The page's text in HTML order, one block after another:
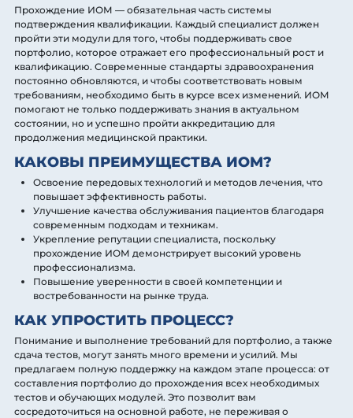
Прохождение ИОМ — обязательная часть системы
подтверждения квалификации. Каждый специалист должен
пройти эти модули для того, чтобы поддерживать свое
портфолио, которое отражает его профессиональный рост и
квалификацию. Современные стандарты здравоохранения
постоянно обновляются, и чтобы соответствовать новым
требованиям, необходимо быть в курсе всех изменений. ИОМ
помогают не только поддерживать знания в актуальном
состоянии, но и успешно пройти аккредитацию для
продолжения медицинской практики.
КАКОВЫ ПРЕИМУЩЕСТВА ИОМ?
Освоение передовых технологий и методов лечения, что
повышает эффективность работы.
Улучшение качества обслуживания пациентов благодаря
современным подходам и техникам.
Укрепление репутации специалиста, поскольку
прохождение ИОМ демонстрирует высокий уровень
профессионализма.
Повышение уверенности в своей компетенции и
востребованности на рынке труда.
КАК УПРОСТИТЬ ПРОЦЕСС?
Понимание и выполнение требований для портфолио, а также
сдача тестов, могут занять много времени и усилий. Мы
предлагаем полную поддержку на каждом этапе процесса: от
составления портфолио до прохождения всех необходимых
тестов и обучающих модулей. Это позволит вам
сосредоточиться на основной работе, не переживая о